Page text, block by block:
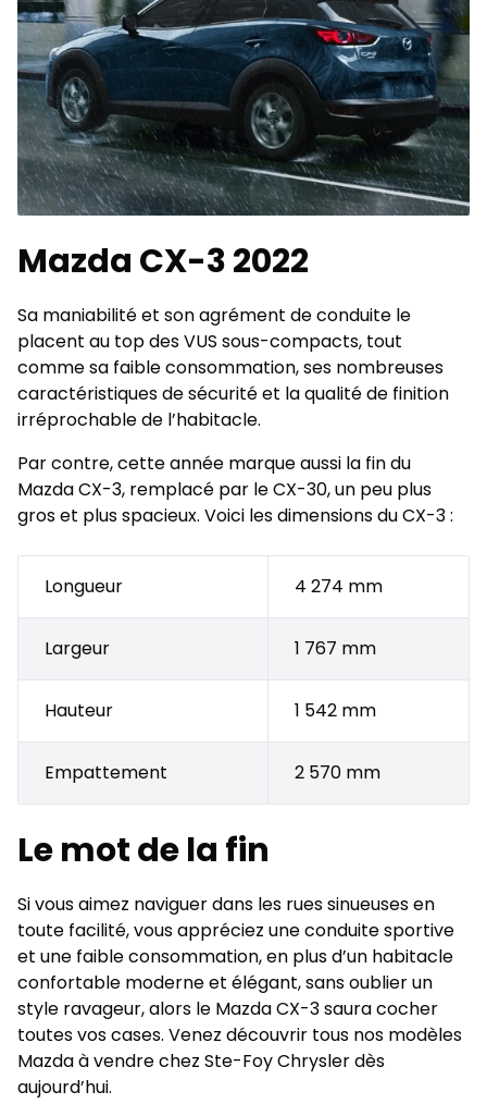
Mazda CX-3 2022
Sa maniabilité et son agrément de conduite le
placent au top des VUS sous-compacts, tout
comme sa faible consommation, ses nombreuses
caractéristiques de sécurité et la qualité de finition
irréprochable de l’habitacle.
Par contre, cette année marque aussi la fin du
Mazda CX-3, remplacé par le CX-30, un peu plus
gros et plus spacieux. Voici les dimensions du CX-3 :
Longueur 4 274 mm
Largeur 1 767 mm
Hauteur 1 542 mm
Empattement 2 570 mm
Le mot de la fin
Si vous aimez naviguer dans les rues sinueuses en
toute facilité, vous appréciez une conduite sportive
et une faible consommation, en plus d’un habitacle
confortable moderne et élégant, sans oublier un
style ravageur, alors le Mazda CX-3 saura cocher
toutes vos cases. Venez découvrir tous nos modèles
Mazda à vendre chez Ste-Foy Chrysler dès
aujourd’hui.